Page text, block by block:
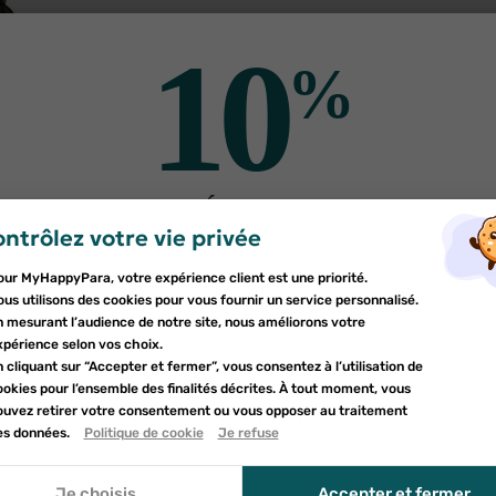
violet
STOCK
à ma liste d'envies
Créer une nouvelle liste
une liste d'envies
de la liste d'envies
devez être connecté pour ajouter des produits à votre liste d'envies.
votre vie privée
MyHappyPara, votre expérience client est une priorité.
utilisons des cookies pour vous fournir un service personnalisé.
mesurant l’audience de notre site, nous améliorons votre
selon vos choix.
cliquant sur “Accepter et fermer”, vous consentez à l’utilisation de
pour l’ensemble des finalités décrites. À tout moment, vous
retirer votre consentement ou vous opposer au traitement
données.
Politique de cookie Je refuse
10%
DE RÉDUCTION
sur votre première commande
Inscrivez-vous à notre newsletter et profitez
d'une réduction sur votre première commande*
ce formulaire, j'accepte que les informations saisies soient
le cadre de ma demande et de la relation commerciale qui peut en
à la politique de confidentialité.